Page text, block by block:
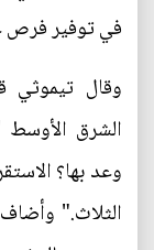
في توفير فرص
وقال تيموثي
الشرق الأوسط
وعد بها؟
الثلاث."